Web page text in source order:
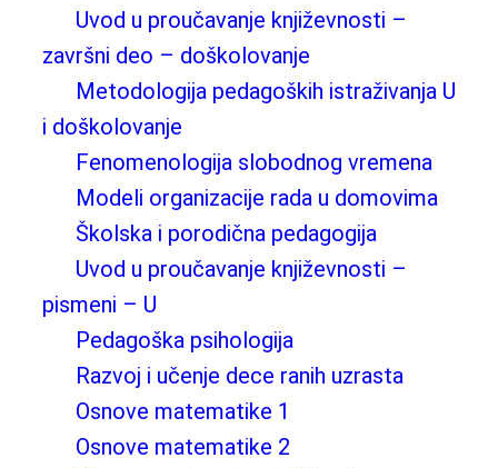
Uvod u proučavanje književnosti –
završni deo – doškolovanje
Metodologija pedagoških istraživanja U
i doškolovanje
Fenomenologija slobodnog vremena
Modeli organizacije rada u domovima
Školska i porodična pedagogija
Uvod u proučavanje književnosti –
pismeni – U
Pedagoška psihologija
Razvoj i učenje dece ranih uzrasta
Osnove matematike 1
Osnove matematike 2